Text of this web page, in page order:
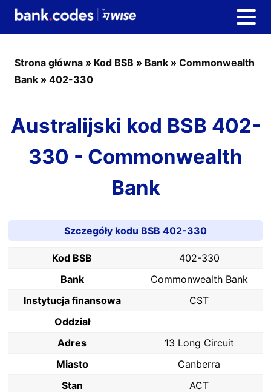
Strona główna » Kod BSB » Bank » Commonwealth
Bank » 402-330
Australijski kod BSB 402-
330 - Commonwealth
Bank
Szczegóły kodu BSB 402-330
Kod BSB
402-330
Bank
Commonwealth Bank
Instytucja finansowa
CST
Oddział
Adres
13 Long Circuit
Miasto
Canberra
Stan
ACT